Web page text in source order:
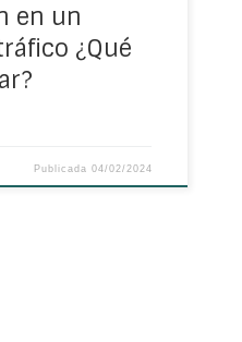
en un
¿Qué
Publicada 04/02/2024